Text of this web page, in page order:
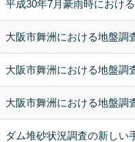
平成30年7月豪雨時におけ
大阪市舞洲における地盤調
大阪市舞洲における地盤調
大阪市舞洲における地盤調
ダム堆砂状況調査の新しい